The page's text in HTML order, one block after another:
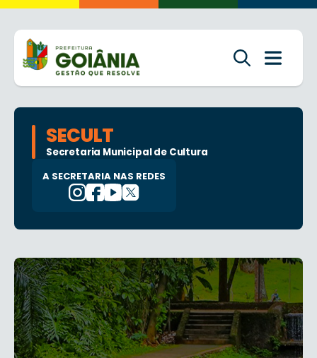
SECULT
Secretaria Municipal de Cultura
A SECRETARIA NAS REDES